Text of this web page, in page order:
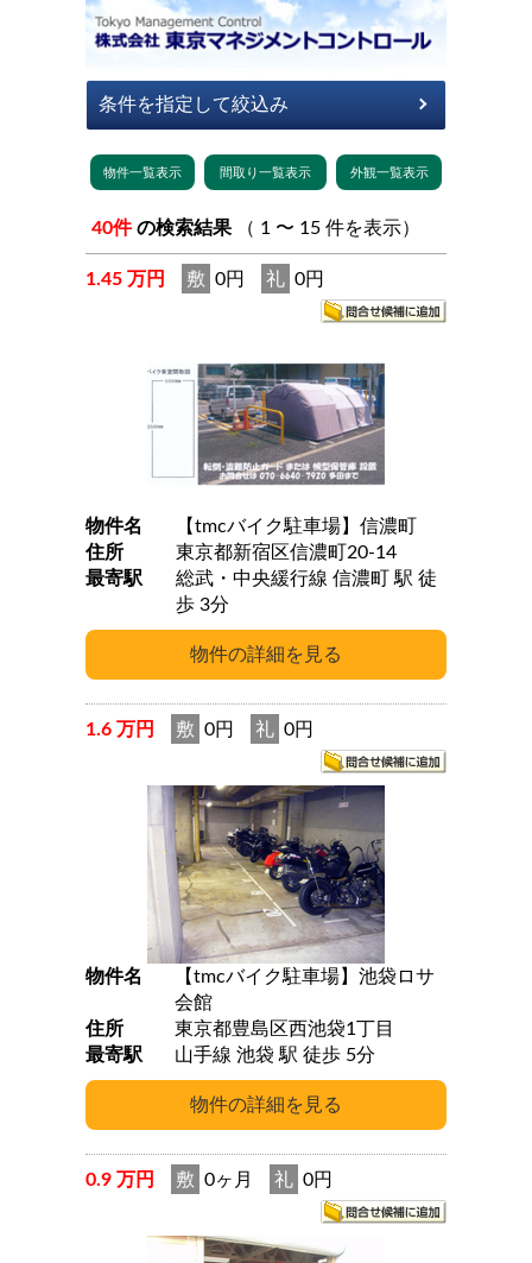
40件 の検索結果 （ 1 〜 15 件を表示）
1.45 万円 敷 0円 礼 0円
物件名
【tmcバイク駐車場】信濃町
住所
東京都新宿区信濃町20-14
最寄駅
総武・中央緩行線 信濃町 駅 徒
歩 3分
1.6 万円 敷 0円 礼 0円
物件名
【tmcバイク駐車場】池袋ロサ
会館
住所
東京都豊島区西池袋1丁目
最寄駅
山手線 池袋 駅 徒歩 5分
0.9 万円 敷 0ヶ月 礼 0円